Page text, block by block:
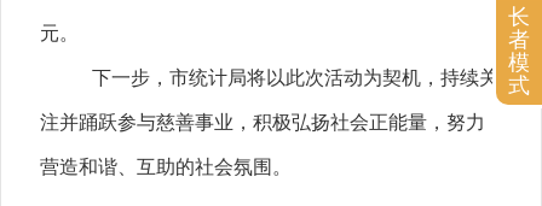
元。
下一步，市统计局将以此次活动为契机，持续关
注并踊跃参与慈善事业，积极弘扬社会正能量，努力
营造和谐、互助的社会氛围。
长
者
模
式